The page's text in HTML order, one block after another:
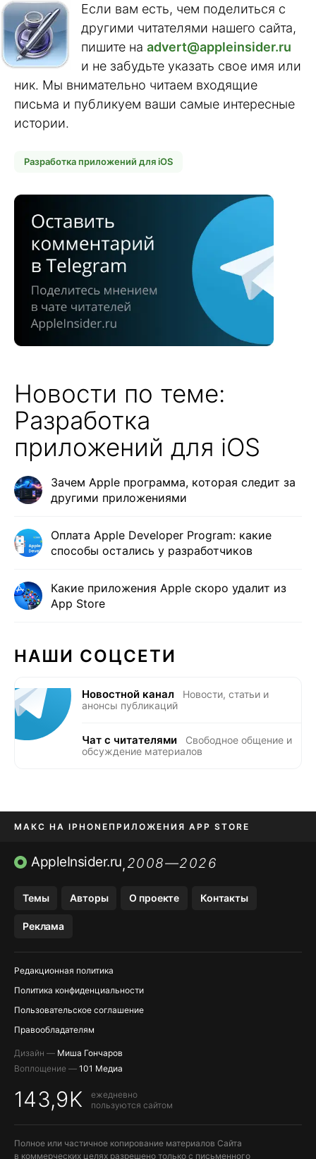
Если вам есть, чем поделиться с
другими читателями нашего сайта,
пишите на advert@appleinsider.ru
и не забудьте указать свое имя или
ник. Мы внимательно читаем входящие
письма и публикуем ваши самые интересные
истории.
Разработка приложений для iOS
Новости по теме:
Разработка
приложений для iOS
Зачем Apple программа, которая следит за
другими приложениями
Оплата Apple Developer Program: какие
способы остались у разработчиков
Какие приложения Apple скоро удалит из
App Store
НАШИ СОЦСЕТИ
Новостной канал
Новости, статьи и
анонсы публикаций
Чат с читателями
Свободное общение и
обсуждение материалов
МАКС НА IPHONE ПРИЛОЖЕНИЯ APP STORE
TIKTOK НА IPHONEПРИЛОЖЕНИЯ БЕЗ APP STORE
AppleInsider.ru,2008—2026
Темы Авторы О проекте Контакты
Реклама
Редакционная политика
Политика конфиденциальности
Пользовательское соглашение
Правообладателям
Дизайн — Миша Гончаров
Воплощение — 101 Медиа
143,9K
ежедневно
пользуются сайтом
Полное или частичное копирование материалов Сайта
в коммерческих целях разрешено только с письменного